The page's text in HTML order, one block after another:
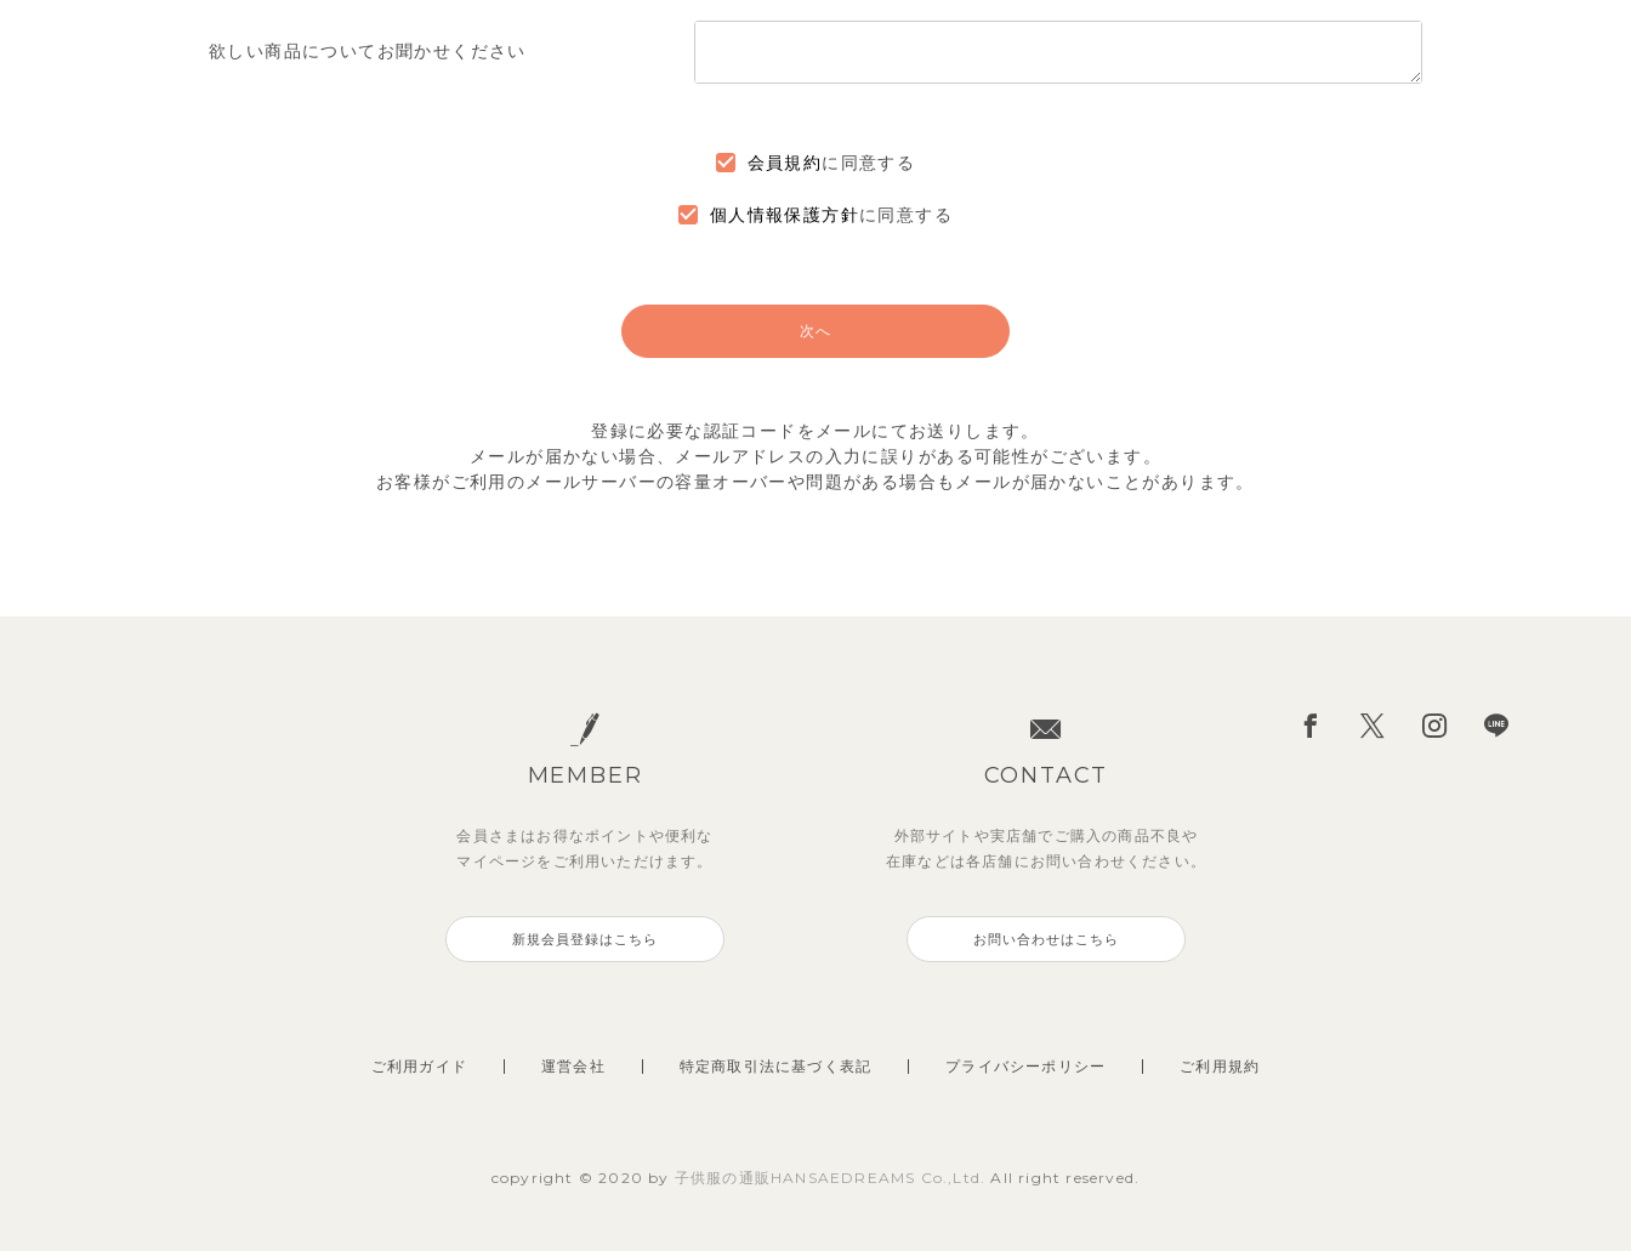
欲しい商品についてお聞かせください
会員規約に同意する
個人情報保護方針に同意する
次へ
登録に必要な認証コードをメールにてお送りします。
メールが届かない場合、メールアドレスの入力に誤りがある可能性がございます。
お客様がご利用のメールサーバーの容量オーバーや問題がある場合もメールが届かないことがあります。
MEMBER
会員さまはお得なポイントや便利な
マイページを ご利用いただけます。
新規会員登録はこちら
CONTACT
外部サイトや実店舗でご購入の商品不良や
在庫などは各店舗に お問い合わせください。
お問い合わせはこちら
ご利用ガイド 運営会社 特定商取引法に基づく表記 プライバシーポリシー ご利用規約
copyright © 2020 by 子供服の通販HANSAEDREAMS Co.,Ltd.All right reserved.